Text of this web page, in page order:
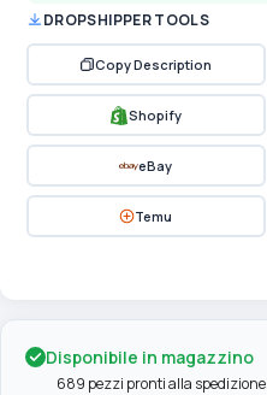
DROPSHIPPER TOOLS
Copy Description
Shopify
eBay
Temu
Disponibile in magazzino
689 pezzi pronti alla spedizione